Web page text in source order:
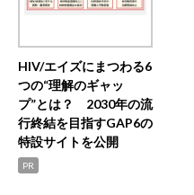
HIV/エイズにまつわる6
つの“理解のギャッ
プ”とは？ 2030年の流
行終結を目指すGAP6の
特設サイトを公開
PR